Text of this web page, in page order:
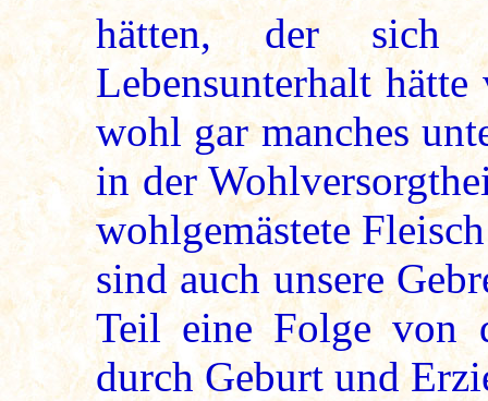
hätten, der sich
Lebensunterhalt
wohl gar manches
in der
wohlgemästete
sind auch unsere
Teil eine Folge von
durch Geburt und